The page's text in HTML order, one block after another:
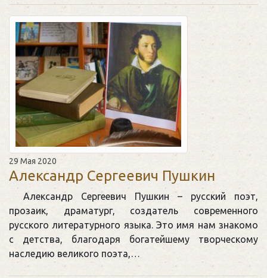
29 Мая 2020
Александр Сергеевич Пушкин
Александр Сергеевич Пушкин – русский поэт,
прозаик, драматург, создатель современного
русского литературного языка. Это имя нам знакомо
с детства, благодаря богатейшему творческому
наследию великого поэта,…